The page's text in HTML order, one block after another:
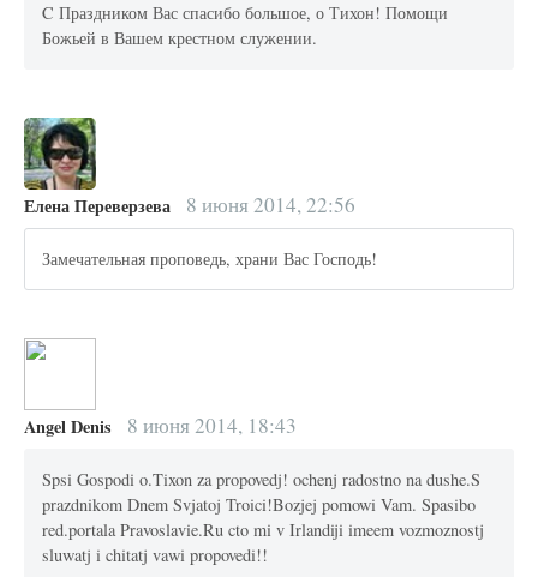
C Праздником Вас спасибо большое, о Тихон! Помощи
Божьей в Вашем крестном служении.
Елена Переверзева 8 июня 2014, 22:56
Замечательная проповедь, храни Вас Господь!
Angel Denis 8 июня 2014, 18:43
Spsi Gospodi o.Tixon za propovedj! ochenj radostno na dushe.S
prazdnikom Dnem Svjatoj Troici!Bozjej pomowi Vam. Spasibo
red.portala Pravoslavie.Ru cto mi v Irlandiji imeem vozmoznostj
sluwatj i chitatj vawi propovedi!!